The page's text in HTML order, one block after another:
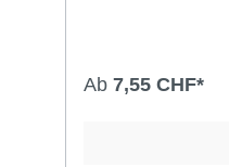
Ab 7,55 CHF*